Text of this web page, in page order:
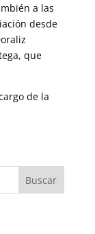
a las
desde
que
de la